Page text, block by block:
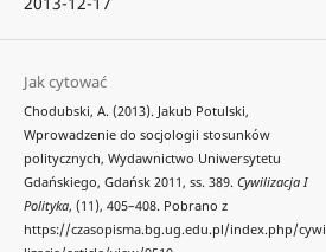
Jak cytować
Chodubski, A. (2013). Jakub Potulski,
Wprowadzenie do socjologii stosunków
politycznych, Wydawnictwo Uniwersytetu
Gdańskiego, Gdańsk 2011, ss. 389. Cywilizacja I
Polityka, (11), 405–408. Pobrano z
https://czasopisma.bg.ug.edu.pl/index.php/cywi